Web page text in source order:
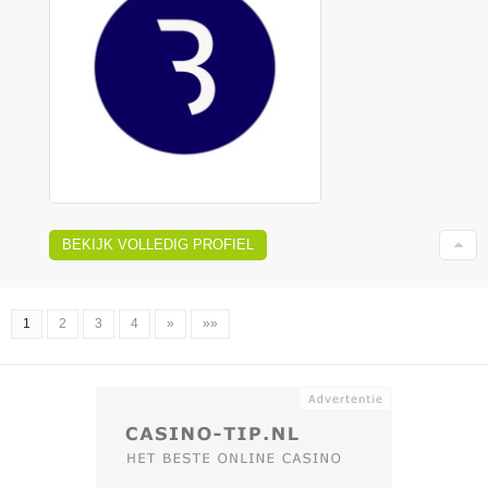
BEKIJK VOLLEDIG PROFIEL
1 2 3 4 » »»